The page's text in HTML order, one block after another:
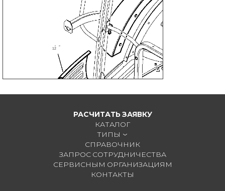
12
РАСЧИТАТЬ ЗАЯВКУ
КАТАЛОГ
ТИПЫ
СПРАВОЧНИК
ЗАПРОС СОТРУДНИЧЕСТВА
СЕРВИСНЫМ ОРГАНИЗАЦИЯМ
КОНТАКТЫ